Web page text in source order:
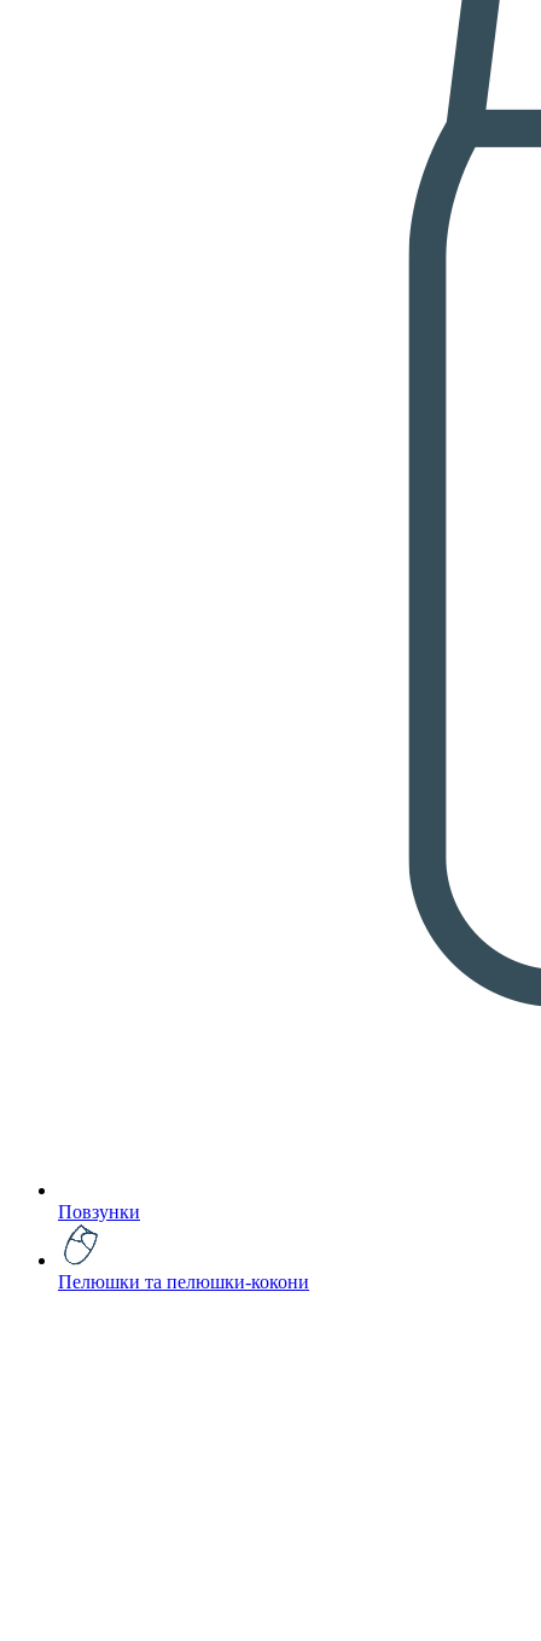
Повзунки
Пелюшки та пелюшки-кокони